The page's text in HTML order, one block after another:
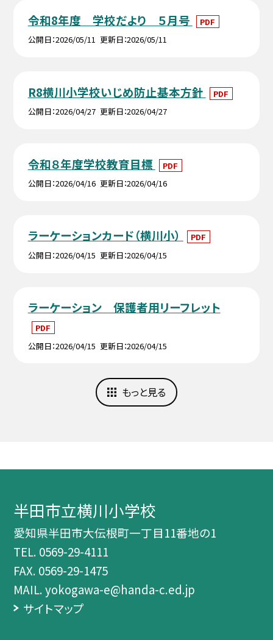
令和8年度 学校だより ５月号
PDF
公開日 2026/05/11 更新日 2026/05/11
R8横川小学校いじめ防止基本方針
PDF
公開日 2026/04/27 更新日 2026/04/27
令和８年度学校教育目標
PDF
公開日 2026/04/16 更新日 2026/04/16
ラーケーションカード（横川小）
PDF
公開日 2026/04/15 更新日 2026/04/15
ラーケーション 保護者用リーフレット
PDF
公開日 2026/04/15 更新日 2026/04/15
もっと見る
半田市立横川小学校
愛知県半田市大伝根町一丁目11番地の1
TEL. 0569-29-4111
FAX. 0569-29-1475
MAIL. yokogawa-e@handa-c.ed.jp
サイトマップ